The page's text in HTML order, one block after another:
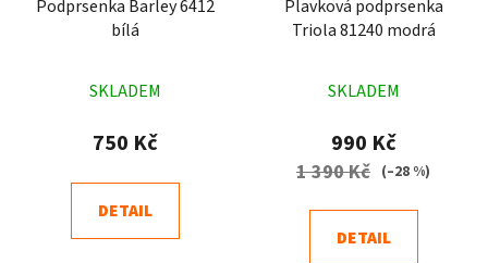
Podprsenka Barley 6412
bílá
hodnocení
produktu
5,0
z
SKLADEM
750 Kč
DETAIL
Plavková podprsenka
Triola 81240 modrá
hodnocení
produktu
je
5
SKLADEM
990 Kč
1 390 Kč (–28 %)
DETAIL